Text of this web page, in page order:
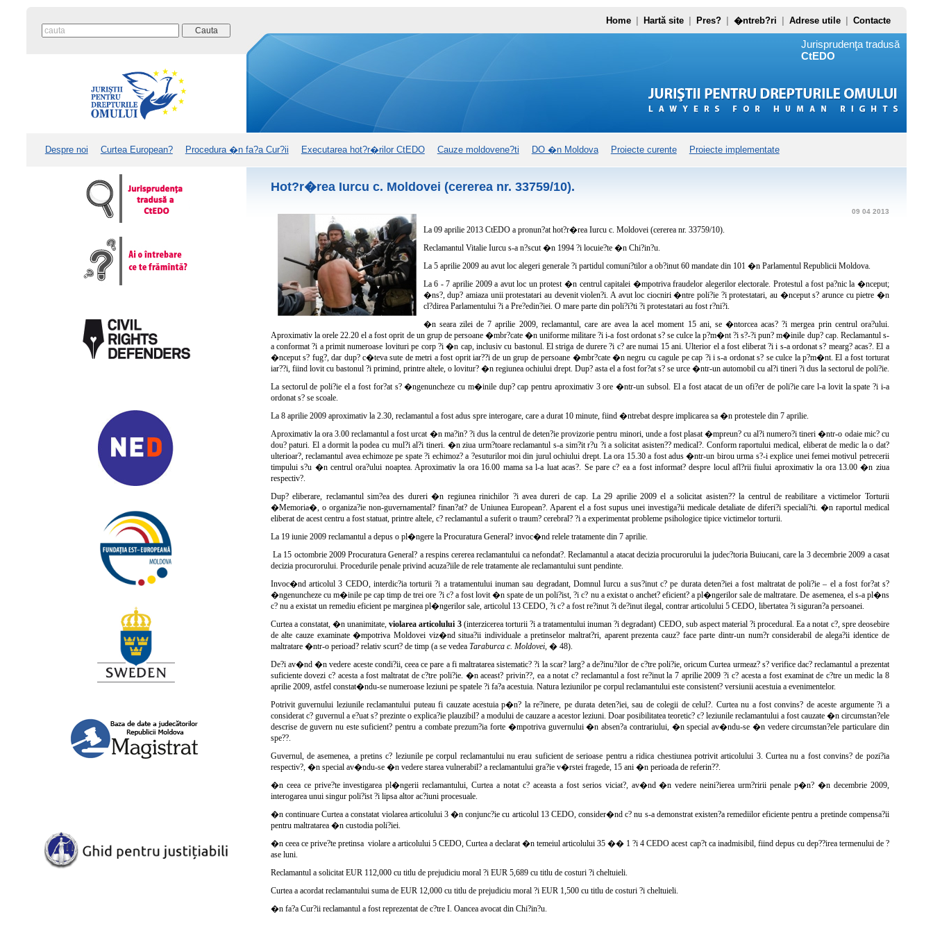
Home Hartă site Pres? �ntreb?ri Adrese utile Contacte
Jurisprudenţa tradusă
CtEDO
Despre noi Curtea European? Procedura �n fa?a Cur?ii Executarea hot?r�rilor CtEDO Cauze moldovene?ti DO �n Moldova Proiecte curente Proiecte implementate
Hot?r�rea Iurcu c. Moldovei (cererea nr. 33759/10).
09 04 2013
La 09 aprilie 2013 CtEDO a pronun?at hot?r�rea Iurcu c. Moldovei (cererea nr. 33759/10).
Reclamantul Vitalie Iurcu s-a n?scut �n 1994 ?i locuie?te �n Chi?in?u.
La 5 aprilie 2009 au avut loc alegeri generale ?i partidul comuni?tilor a ob?inut 60 mandate din 101 �n Parlamentul Republicii Moldova.
La 6 - 7 aprilie 2009 a avut loc un protest �n centrul capitalei �mpotriva fraudelor alegerilor electorale. Protestul a fost pa?nic la �nceput;
�ns?, dup? amiaza unii protestatari au devenit violen?i. A avut loc ciocniri �ntre poli?ie ?i protestatari, au �nceput s? arunce cu pietre �n
cl?direa Parlamentului ?i a Pre?edin?iei. O mare parte din poli?i?ti ?i protestatari au fost r?ni?i.
�n seara zilei de 7 aprilie 2009, reclamantul, care are avea la acel moment 15 ani, se �ntorcea acas? ?i mergea prin centrul ora?ului.
Aproximativ la orele 22.20 el a fost oprit de un grup de persoane �mbr?cate �n uniforme militare ?i i-a fost ordonat s? se culce la p?m�nt ?i s?-?i pun? m�inile dup? cap. Reclamantul s-
a conformat ?i a primit numeroase lovituri pe corp ?i �n cap, inclusiv cu bastonul. El striga de durere ?i c? are numai 15 ani. Ulterior el a fost eliberat ?i i s-a ordonat s? mearg? acas?. El a
�nceput s? fug?, dar dup? c�teva sute de metri a fost oprit iar??i de un grup de persoane �mbr?cate �n negru cu cagule pe cap ?i i s-a ordonat s? se culce la p?m�nt. El a fost torturat
iar??i, fiind lovit cu bastonul ?i primind, printre altele, o lovitur? �n regiunea ochiului drept. Dup? asta el a fost for?at s? se urce �ntr-un automobil cu al?i tineri ?i dus la sectorul de poli?ie.
La sectorul de poli?ie el a fost for?at s? �ngenuncheze cu m�inile dup? cap pentru aproximativ 3 ore �ntr-un subsol. El a fost atacat de un ofi?er de poli?ie care l-a lovit la spate ?i i-a
ordonat s? se scoale.
La 8 aprilie 2009 aproximativ la 2.30, reclamantul a fost adus spre interogare, care a durat 10 minute, fiind �ntrebat despre implicarea sa �n protestele din 7 aprilie.
Aproximativ la ora 3.00 reclamantul a fost urcat �n ma?in? ?i dus la centrul de deten?ie provizorie pentru minori, unde a fost plasat �mpreun? cu al?i numero?i tineri �ntr-o odaie mic? cu
dou? paturi. El a dormit la podea cu mul?i al?i tineri. �n ziua urm?toare reclamantul s-a sim?it r?u ?i a solicitat asisten?? medical?. Conform raportului medical, eliberat de medic la o dat?
ulterioar?, reclamantul avea echimoze pe spate ?i echimoz? a ?esuturilor moi din jurul ochiului drept. La ora 15.30 a fost adus �ntr-un birou urma s?-i explice unei femei motivul petrecerii
timpului s?u �n centrul ora?ului noaptea. Aproximativ la ora 16.00 mama sa l-a luat acas?. Se pare c? ea a fost informat? despre locul afl?rii fiului aproximativ la ora 13.00 �n ziua
respectiv?.
Dup? eliberare, reclamantul sim?ea des dureri �n regiunea rinichilor ?i avea dureri de cap. La 29 aprilie 2009 el a solicitat asisten?? la centrul de reabilitare a victimelor Torturii
�Memoria�, o organiza?ie non-guvernamental? finan?at? de Uniunea European?. Aparent el a fost supus unei investiga?ii medicale detaliate de diferi?i speciali?ti. �n raportul medical
eliberat de acest centru a fost statuat, printre altele, c? reclamantul a suferit o traum? cerebral? ?i a experimentat probleme psihologice tipice victimelor torturii.
La 19 iunie 2009 reclamantul a depus o pl�ngere la Procuratura General? invoc�nd relele tratamente din 7 aprilie.
La 15 octombrie 2009 Procuratura General? a respins cererea reclamantului ca nefondat?. Reclamantul a atacat decizia procurorului la judec?toria Buiucani, care la 3 decembrie 2009 a casat
decizia procurorului. Procedurile penale privind acuza?iile de rele tratamente ale reclamantului sunt pendinte.
Invoc�nd articolul 3 CEDO, interdic?ia torturii ?i a tratamentului inuman sau degradant, Domnul Iurcu a sus?inut c? pe durata deten?iei a fost maltratat de poli?ie – el a fost for?at s?
�ngenuncheze cu m�inile pe cap timp de trei ore ?i c? a fost lovit �n spate de un poli?ist, ?i c? nu a existat o anchet? eficient? a pl�ngerilor sale de maltratare. De asemenea, el s-a pl�ns
c? nu a existat un remediu eficient pe marginea pl�ngerilor sale, articolul 13 CEDO, ?i c? a fost re?inut ?i de?inut ilegal, contrar articolului 5 CEDO, libertatea ?i siguran?a persoanei.
Curtea a constatat, �n unanimitate,violarea articolului 3(interzicerea torturii ?i a tratamentului inuman ?i degradant) CEDO, sub aspect material ?i procedural. Ea a notat c?, spre deosebire
de alte cauze examinate �mpotriva Moldovei viz�nd situa?ii individuale a pretinselor maltrat?ri, aparent prezenta cauz? face parte dintr-un num?r considerabil de alega?ii identice de
maltratare �ntr-o perioad? relativ scurt? de timp (a se vedea Taraburca c. Moldovei, � 48).
De?i av�nd �n vedere aceste condi?ii, ceea ce pare a fi maltratarea sistematic? ?i la scar? larg? a de?inu?ilor de c?tre poli?ie, oricum Curtea urmeaz? s? verifice dac? reclamantul a prezentat
suficiente dovezi c? acesta a fost maltratat de c?tre poli?ie. �n aceast? privin??, ea a notat c? reclamantul a fost re?inut la 7 aprilie 2009 ?i c? acesta a fost examinat de c?tre un medic la 8
aprilie 2009, astfel constat�ndu-se numeroase leziuni pe spatele ?i fa?a acestuia. Natura leziunilor pe corpul reclamantului este consistent? versiunii acestuia a evenimentelor.
Potrivit guvernului leziunile reclamantului puteau fi cauzate acestuia p�n? la re?inere, pe durata deten?iei, sau de colegii de celul?. Curtea nu a fost convins? de aceste argumente ?i a
considerat c? guvernul a e?uat s? prezinte o explica?ie plauzibil? a modului de cauzare a acestor leziuni. Doar posibilitatea teoretic? c? leziunile reclamantului a fost cauzate �n circumstan?ele
descrise de guvern nu este suficient? pentru a combate prezum?ia forte �mpotriva guvernului �n absen?a contrariului, �n special av�ndu-se �n vedere circumstan?ele particulare din
spe??.
Guvernul, de asemenea, a pretins c? leziunile pe corpul reclamantului nu erau suficient de serioase pentru a ridica chestiunea potrivit articolului 3. Curtea nu a fost convins? de pozi?ia
respectiv?, �n special av�ndu-se �n vedere starea vulnerabil? a reclamantului gra?ie v�rstei fragede, 15 ani �n perioada de referin??.
�n ceea ce prive?te investigarea pl�ngerii reclamantului, Curtea a notat c? aceasta a fost serios viciat?, av�nd �n vedere neini?ierea urm?ririi penale p�n? �n decembrie 2009,
interogarea unui singur poli?ist ?i lipsa altor ac?iuni procesuale.
�n continuare Curtea a constatat violarea articolului 3 �n conjunc?ie cu articolul 13 CEDO, consider�nd c? nu s-a demonstrat existen?a remediilor eficiente pentru a pretinde compensa?ii
pentru maltratarea �n custodia poli?iei.
�n ceea ce prive?te pretinsa violare a articolului 5 CEDO, Curtea a declarat �n temeiul articolului 35 �� 1 ?i 4 CEDO acest cap?t ca inadmisibil, fiind depus cu dep??irea termenului de ?
ase luni.
Reclamantul a solicitat EUR 112,000 cu titlu de prejudiciu moral ?i EUR 5,689 cu titlu de costuri ?i cheltuieli.
Curtea a acordat reclamantului suma de EUR 12,000 cu titlu de prejudiciu moral ?i EUR 1,500 cu titlu de costuri ?i cheltuieli.
�n fa?a Cur?ii reclamantul a fost reprezentat de c?tre I. Oancea avocat din Chi?in?u.